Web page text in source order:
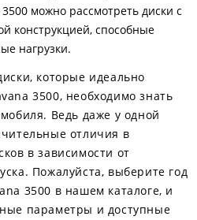
можно рассмотреть диски с
конструкцией, способные
нагрузки.
которые идеально
3500, необходимо знать
Ведь даже у одной
отличия в
в зависимости от
Пожалуйста, выберите год
3500 в нашем каталоге, и
параметры и доступные